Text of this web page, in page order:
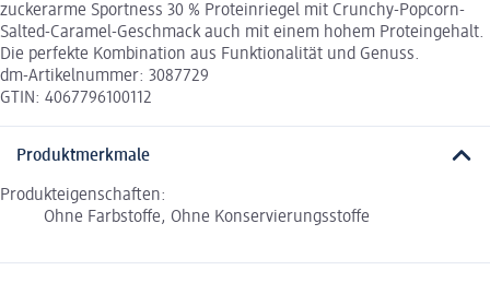
zuckerarme Sportness 30 % Proteinriegel mit Crunchy-Popcorn-
Salted-Caramel-Geschmack auch mit einem hohem Proteingehalt.
Die perfekte Kombination aus Funktionalität und Genuss.
dm-Artikelnummer: 3087729
GTIN: 4067796100112
Produktmerkmale
Produkteigenschaften:
Ohne Farbstoffe, Ohne Konservierungsstoffe